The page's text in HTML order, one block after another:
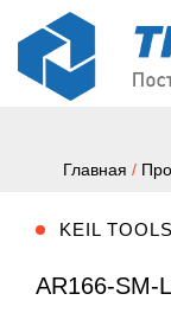
Главная /
KEIL TOOLS
AR166-SM-